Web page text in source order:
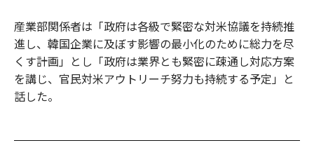
産業部関係者は「政府は各級で緊密な対米協議を持続推
進し、韓国企業に及ぼす影響の最小化のために総力を尽
くす計画」とし「政府は業界とも緊密に疎通し対応方案
を講じ、官民対米アウトリーチ努力も持続する予定」と
話した。